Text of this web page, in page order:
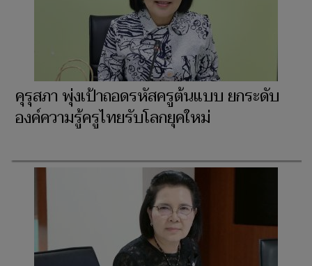
คุรุสภา พุ่งเป้าถอดรหัสครูต้นแบบ ยกระดับ
องค์ความรู้ครูไทยรับโลกยุคใหม่